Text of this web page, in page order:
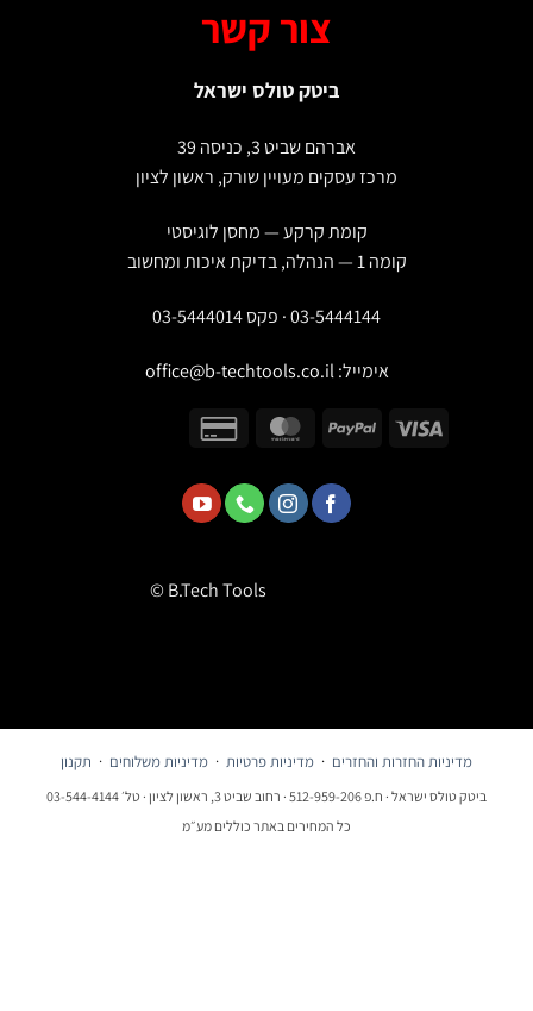
צור קשר
ביטק טולס ישראל
אברהם שביט 3, כניסה 39
מרכז עסקים מעויין שורק, ראשון לציון
קומת קרקע — מחסן לוגיסטי
03-5444144 · פקס 03-5444014
אימייל:office@b-techtools.co.il
© B.Tech Tools
מדיניות החזרות והחזרים ·מדיניות פרטיות·מדיניות משלוחים·תקנון
ביטק טולס ישראל · ח.פ 512-959-206 · רחוב שביט 3, ראשון לציון · טל׳ 03-544-4144
כל המחירים באתר כוללים מע״מ